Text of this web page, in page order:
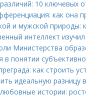
10
как она
и мужской природы:
интеллект
Министерства
в понятии
как строить
идеальную
истории: